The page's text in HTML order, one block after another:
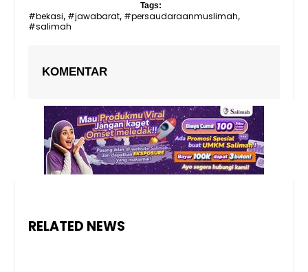
Tags:
#bekasi, #jawabarat, #persaudaraanmuslimah,
#salimah
KOMENTAR
RELATED NEWS